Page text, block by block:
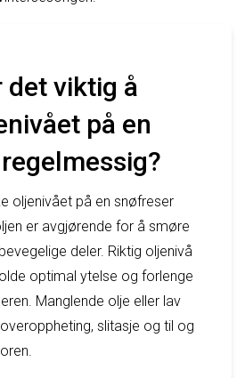
det viktig å
på en
oljenivået på en snøfreser
er avgjørende for å smøre
deler. Riktig oljenivå
optimal ytelse og forlenge
Manglende olje eller lav
slitasje og til og